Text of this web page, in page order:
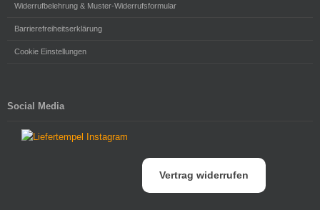
Widerrufbelehrung & Muster-Widerrufsformular
Barrierefreiheitserklärung
Cookie Einstellungen
Social Media
Vertrag widerrufen